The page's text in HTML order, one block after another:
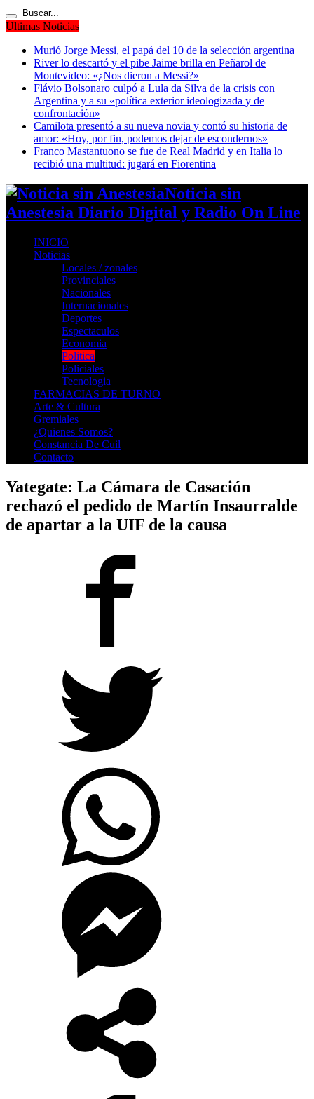
Ultimas Noticias
Murió Jorge Messi, el papá del 10 de la selección argentina
River lo descartó y el pibe Jaime brilla en Peñarol de
Montevideo: «¿Nos dieron a Messi?»
Flávio Bolsonaro culpó a Lula da Silva de la crisis con
Argentina y a su «política exterior ideologizada y de
confrontación»
Camilota presentó a su nueva novia y contó su historia de
amor: «Hoy, por fin, podemos dejar de escondernos»
Franco Mastantuono se fue de Real Madrid y en Italia lo
recibió una multitud: jugará en Fiorentina
Noticia sin
Anestesia Diario Digital y Radio On Line
INICIO
Noticias
Locales / zonales
Provinciales
Nacionales
Internacionales
Deportes
Espectaculos
Economia
Politica
Policiales
Tecnologia
FARMACIAS DE TURNO
Arte & Cultura
Gremiales
¿Quienes Somos?
Constancia De Cuil
Contacto
Yategate: La Cámara de Casación
rechazó el pedido de Martín Insaurralde
de apartar a la UIF de la causa